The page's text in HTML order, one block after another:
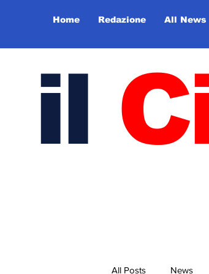
Home Redazione All News
il
All Posts News